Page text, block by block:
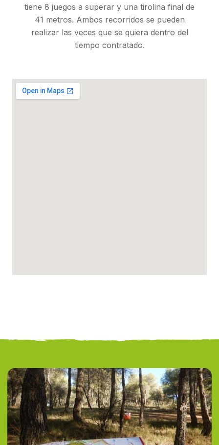
tiene 8 juegos a superar y una tirolina final de
41 metros. Ambos recorridos se pueden
realizar las veces que se quiera dentro del
tiempo contratado.